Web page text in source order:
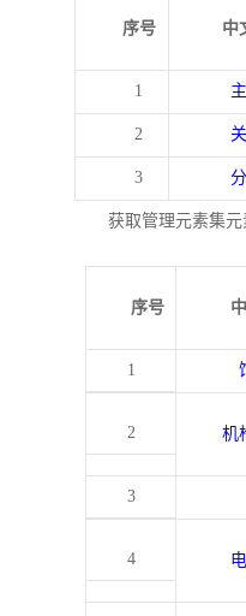
序号 中
1
2
3
获取管理元素集
序号
1
2 机
3
4